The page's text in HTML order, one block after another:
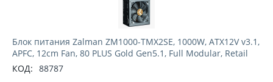
Блок питания Zalman ZM1000-TMX2SE, 1000W, ATX12V v3.1,
APFC, 12cm Fan, 80 PLUS Gold Gen5.1, Full Modular, Retail
КОД: 88787